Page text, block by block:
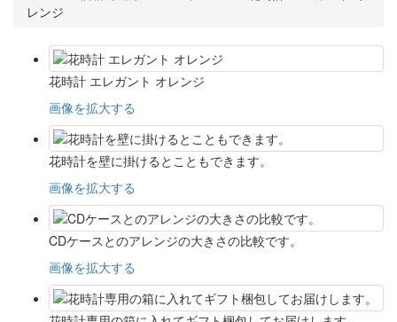
レンジ
花時計 エレガント オレンジ
画像を拡大する
花時計を壁に掛けるとこともできます。
画像を拡大する
CDケースとのアレンジの大きさの比較です。
画像を拡大する